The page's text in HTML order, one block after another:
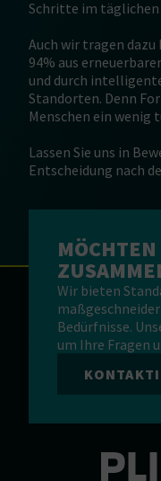
Schritte im
Auch wir tragen dazu
94% aus
und durch
Standorten. Denn
Menschen ein wenig
Lassen Sie uns in
Entscheidung nach
Wir bieten
Bedürfnisse.
um Ihre Fragen